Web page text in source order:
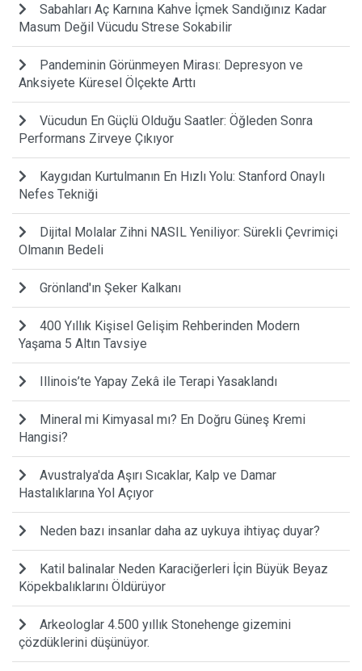
Sabahları Aç Karnına Kahve İçmek Sandığınız Kadar
Masum Değil Vücudu Strese Sokabilir
Pandeminin Görünmeyen Mirası: Depresyon ve
Anksiyete Küresel Ölçekte Arttı
Vücudun En Güçlü Olduğu Saatler: Öğleden Sonra
Performans Zirveye Çıkıyor
Kaygıdan Kurtulmanın En Hızlı Yolu: Stanford Onaylı
Nefes Tekniği
Dijital Molalar Zihni NASIL Yeniliyor: Sürekli Çevrimiçi
Olmanın Bedeli
Grönland'ın Şeker Kalkanı
400 Yıllık Kişisel Gelişim Rehberinden Modern
Yaşama 5 Altın Tavsiye
Illinois’te Yapay Zekâ ile Terapi Yasaklandı
Mineral mi Kimyasal mı? En Doğru Güneş Kremi
Hangisi?
Avustralya'da Aşırı Sıcaklar, Kalp ve Damar
Hastalıklarına Yol Açıyor
Neden bazı insanlar daha az uykuya ihtiyaç duyar?
Katil balinalar Neden Karaciğerleri İçin Büyük Beyaz
Köpekbalıklarını Öldürüyor
Arkeologlar 4.500 yıllık Stonehenge gizemini
çözdüklerini düşünüyor.